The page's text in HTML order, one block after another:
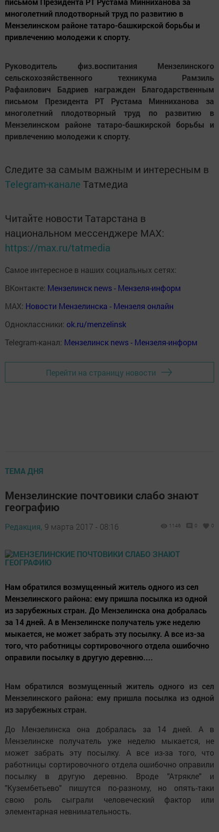
многолетний плодотворный труд по развитию в
Мензелинском районе татаро-башкирской борьбы и
привлечению молодежи к спорту.
Руководитель физ.воспитания Мензелинского
сельскохозяйственного техникума Рамзиль
Рафаилович Бадриев награжден Благодарственным
письмом Президента РТ Рустама Минниханова за
многолетний плодотворный труд по развитию в
Мензелинском районе татаро-башкирской борьбы и
привлечению молодежи к спорту.
Следите за самым важным и интересным в
Telegram-канале Татмедиа
Читайте новости Татарстана в
национальном мессенджере MАХ:
https://max.ru/tatmedia
Самое интересное в наших социальных сетях:
ВКонтакте: Мензелинск news - Мензеля-информ
MAX: Новости Мензелинска - Мензеля онлайн
Одноклассники: ok.ru/menzelinsk
Telegram-канал: Мензелинск news - Мензеля-информ
Перейти на страницу новости
ТЕМА ДНЯ
Мензелинские почтовики слабо знают
географию
Редакция, 9 марта 2017 - 08:16 1146 0 0
Нам обратился возмущенный житель одного из сел
Мензелинского района: ему пришла посылка из одной
из зарубежных стран. До Мензелинска она добралась
за 14 дней. А в Мензелинске получатель уже неделю
мыкается, не может забрать эту посылку. А все из-за
того, что работницы сортировочного отдела ошибочно
оправили посылку в другую деревню....
Нам обратился возмущенный житель одного из сел
Мензелинского района: ему пришла посылка из одной
из зарубежных стран.
До Мензелинска она добралась за 14 дней. А в
Мензелинске получатель уже неделю мыкается, не
может забрать эту посылку. А все из-за того, что
работницы сортировочного отдела ошибочно оправили
посылку в другую деревню. Вроде "Атрякле" и
"Кузембетьево" пишутся по-разному, но опять-таки
свою роль сыграли человеческий фактор или
элементарная невнимательность.